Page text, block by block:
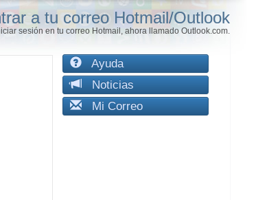
a tu correo Hotmail/Outlook
sesión en tu correo Hotmail, ahora llamado Outlook.com.
Ayuda
Noticias
Mi Correo